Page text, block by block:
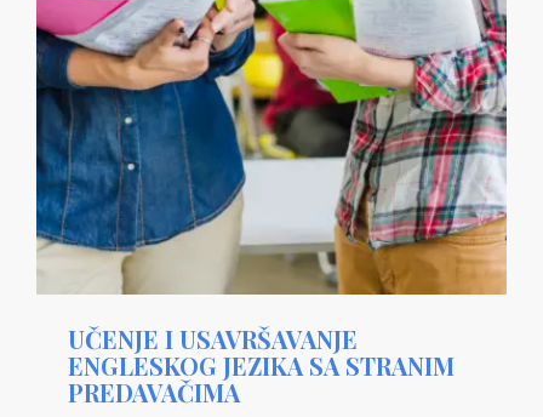
UČENJE I USAVRŠAVANJE
ENGLESKOG JEZIKA SA STRANIM
PREDAVAČIMA